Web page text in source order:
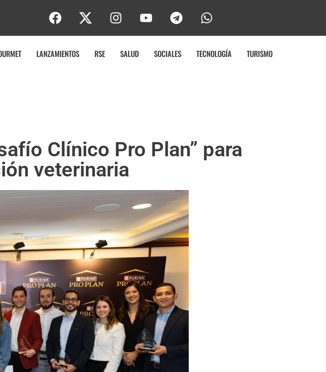
LANZAMIENTOS RSE SALUD SOCIALES TECNOLOGÍA TURISMO
Clínico Pro Plan” para
veterinaria